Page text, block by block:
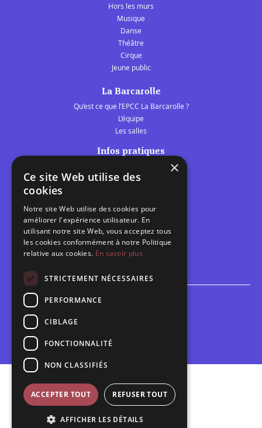
Hors les murs
Musique
Danse
Théâtre
Cirque
Jeune public
La Barcarolle
Qu’est ce que l’EPCC La Barcarolle ?
L’équipe
Les salles
Infos pratiques
Les belles scènes audomaroises
Calendrier
Programme des spectacles
Brèves
Espace scolaire
Politique de confidentialité
Plan du site
×
Ce site Web utilise des
cookies
Notre site Web utilise des cookies pour
améliorer l'expérience utilisateur. En
utilisant notre site Web, vous acceptez tous
les cookies conformément à notre Politique
relative aux cookies. En savoir plus
STRICTEMENT NÉCESSAIRES
PERFORMANCE
CIBLAGE
FONCTIONNALITÉ
NON CLASSIFIÉS
ACCEPTER TOUT REFUSER TOUT
AFFICHER LES DÉTAILS